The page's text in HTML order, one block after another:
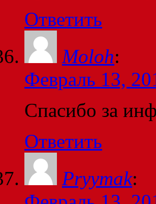
Ответить
Moloh:
Февраль 13,
Спасибо за
Ответить
Pryymak: